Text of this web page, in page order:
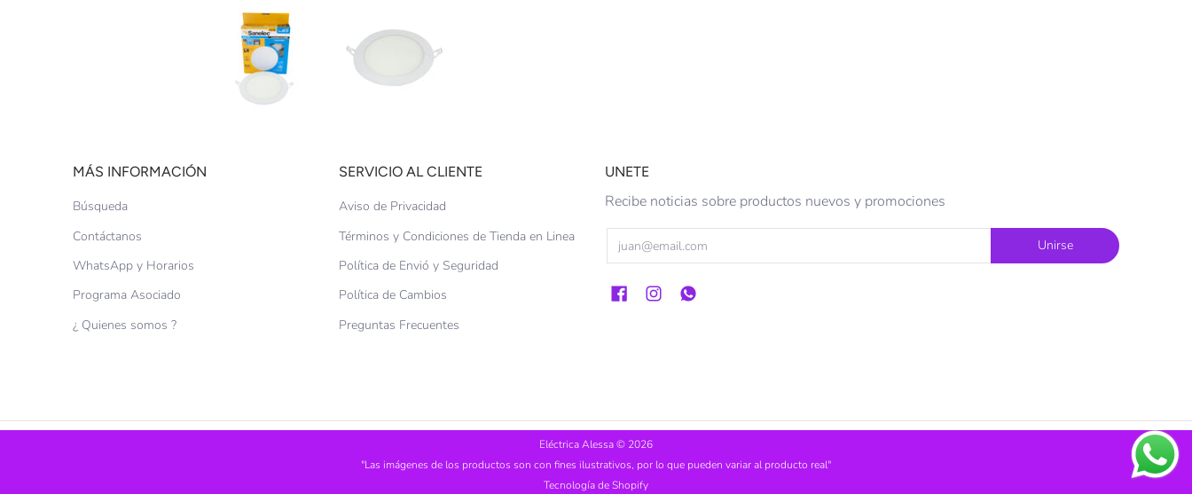
Empotrado 12w Redondo Frío miniaturas de medios
MÁS INFORMACIÓN
Búsqueda
Contáctanos
WhatsApp y Horarios
Programa Asociado
¿ Quienes somos ?
SERVICIO AL CLIENTE
Aviso de Privacidad
Términos y Condiciones de Tienda en Linea
Política de Envió y Seguridad
Política de Cambios
Preguntas Frecuentes
UNETE
Recibe noticias sobre productos nuevos y promociones
Unirse
Eléctrica Alessa© 2026
"Las imágenes de los productos son con fines ilustrativos, por lo que pueden variar al producto real"
Tecnología de Shopify